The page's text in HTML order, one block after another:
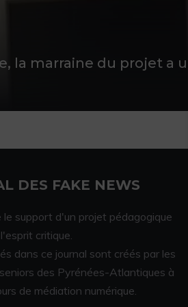
la marraine du projet a
DES FAKE NEWS
support d'un projet pédagogique
critique.
dans ce journal sont créés par les
des Pyrénées-Atlantiques à
de médiation numérique.